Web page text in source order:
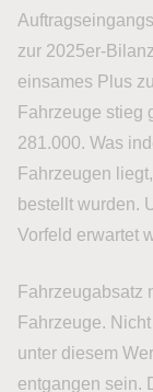
zur 2025er-
einsames Plus
Fahrzeuge stieg
281.000. Was
Fahrzeugen
bestellt wurden.
Vorfeld erwartet
Fahrzeugabsatz
Fahrzeuge.
unter diesem
entgangen sein.